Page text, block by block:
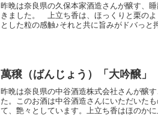
昨晩は奈良県の久保本家酒造さんが醸す、
きました。 上立ち香は、ほっくりと栗の
とした粒の感触♪それと共に旨みがドバっと
萬穣（ばんじょう）「大吟醸」
昨晩は奈良県の中谷酒造株式会社さんが醸
た。このお酒は中谷酒造さんにいただいた
て、艶々としています。上立ち香はほのか